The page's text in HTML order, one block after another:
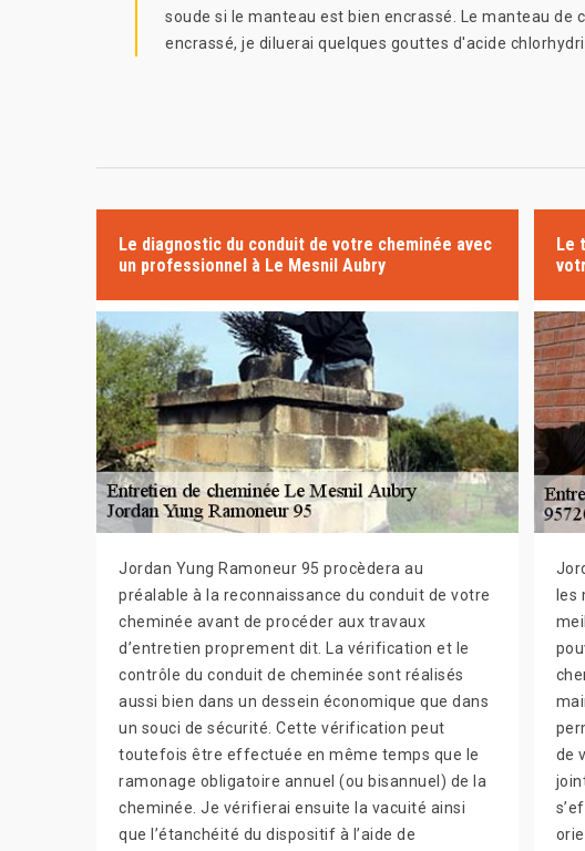
soude si le manteau est bien encrassé. Le manteau
encrassé, je diluerai quelques gouttes d'acide
Le diagnostic du conduit de votre cheminée avec
un professionnel à Le Mesnil Aubry
Jordan Yung Ramoneur 95 procèdera au
préalable à la reconnaissance du conduit de votre
cheminée avant de procéder aux travaux
d’entretien proprement dit. La vérification et le
contrôle du conduit de cheminée sont réalisés
aussi bien dans un dessein économique que dans
un souci de sécurité. Cette vérification peut
toutefois être effectuée en même temps que le
ramonage obligatoire annuel (ou bisannuel) de la
cheminée. Je vérifierai ensuite la vacuité ainsi
que l’étanchéité du dispositif à l’aide de
Le
les
de